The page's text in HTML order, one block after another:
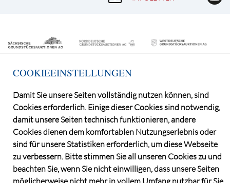
©2026 Deutsche Grundstücksauktionen AG
CONSENT MANAGER
KATALOGBEZUG
OBJEKTFRAGEBOGEN
DATENSCHUTZ
VERSTEIGERUNGSBEDINGUNGEN
COOKIEEINSTELLUNGEN
Damit Sie unsere Seiten vollständig nutzen können, sind
Cookies erforderlich. Einige dieser Cookies sind notwendig,
damit unsere Seiten technisch funktionieren, andere
Cookies dienen dem komfortablen Nutzungserlebnis oder
sind für unsere Statistiken erforderlich, um diese Webseite
zu verbessern. Bitte stimmen Sie all unseren Cookies zu und
beachten Sie, wenn Sie nicht einwilligen, dass unsere Seiten
möglicherweise nicht mehr in vollem Umfang nutzbar für Sie